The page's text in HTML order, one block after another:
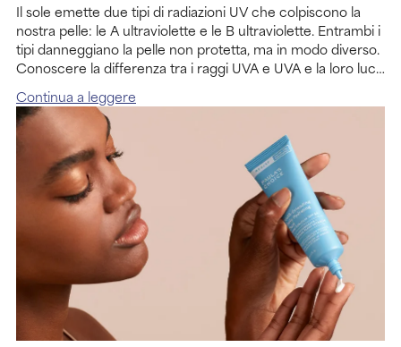
Il sole emette due tipi di radiazioni UV che colpiscono la
nostra pelle: le A ultraviolette e le B ultraviolette. Entrambi i
tipi danneggiano la pelle non protetta, ma in modo diverso.
Conoscere la differenza tra i raggi UVA e UVA e la loro luce
ultravioletta ti aiuterà a comprendere l’importanza di
utilizzare una protezione solare ad ampio spettro.
Continua a leggere